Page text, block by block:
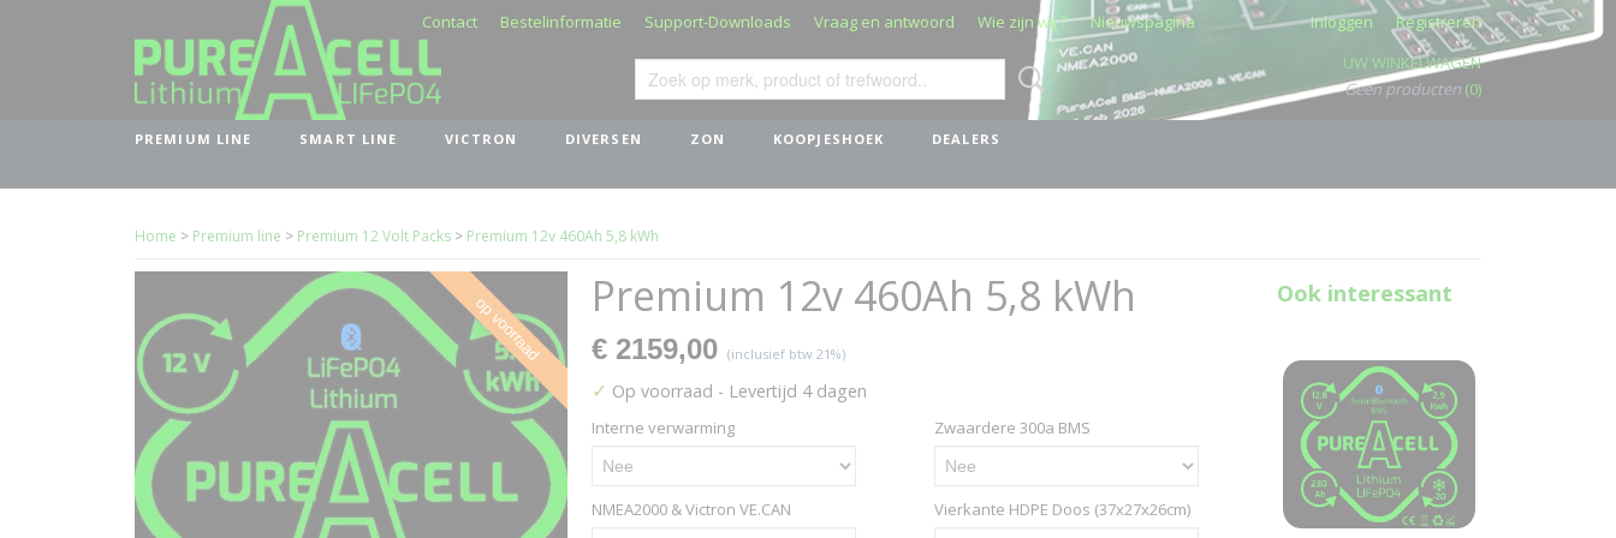
Contact Bestelinformatie Support-Downloads Vraag en antwoord Wie zijn wij ? Nieuwspagina Inloggen
Registreren
UW WINKELWAGEN
Geen producten (0)
PREMIUM LINE SMART LINE VICTRON DIVERSEN ZON KOOPJESHOEK DEALERS
Home > Premium line > Premium 12 Volt Packs > Premium 12v 460Ah 5,8 kWh
op voorraad Premium 12v 460Ah 5,8 kWh
€ 2159,00 (inclusief btw 21%)
✓ Op voorraad - Levertijd 4 dagen
Interne verwarming Zwaardere 300a BMS
NMEA2000 & Victron VE.CAN Vierkante HDPE Doos (37x27x26cm)
Ook interessant